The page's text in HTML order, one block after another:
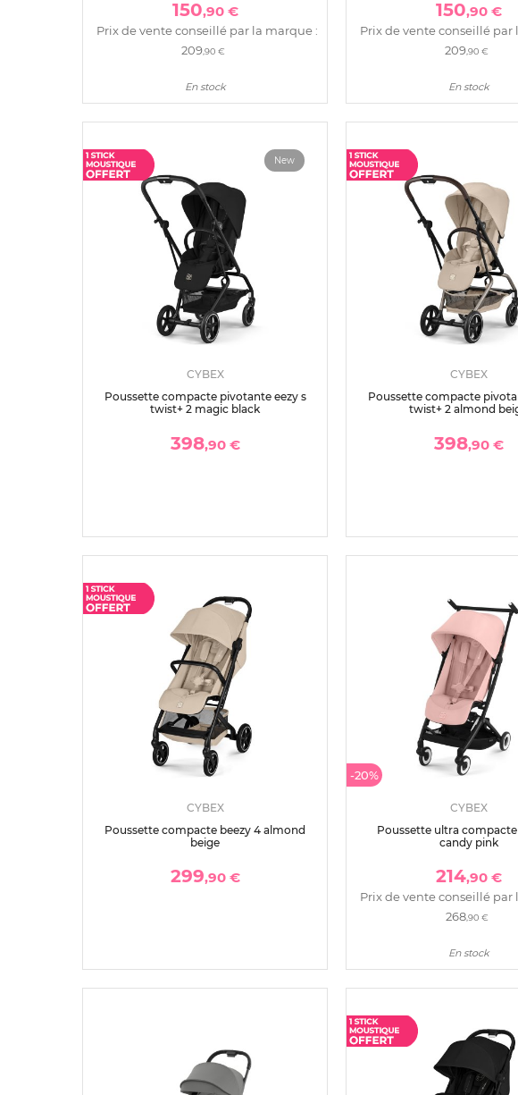
150,90 €
Prix de vente conseillé par la marque :
209,90 €
En stock
150,90 €
Prix de vente conseillé par
209,90 €
En stock
New
CYBEX
Poussette compacte pivotante eezy s
twist+ 2 magic black
398,90 €
CYBEX
Poussette compacte
twist+ 2 almond
398,90 €
CYBEX
Poussette compacte beezy 4 almond
beige
299,90 €
-20%
CYBEX
Poussette ultra
candy pink
214,90 €
Prix de vente conseillé par
268,90 €
En stock